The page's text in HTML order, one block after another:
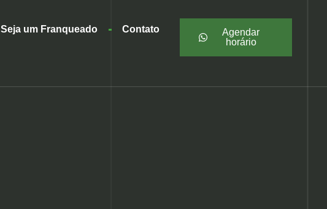
Seja um Franqueado Contato
Agendar
horário